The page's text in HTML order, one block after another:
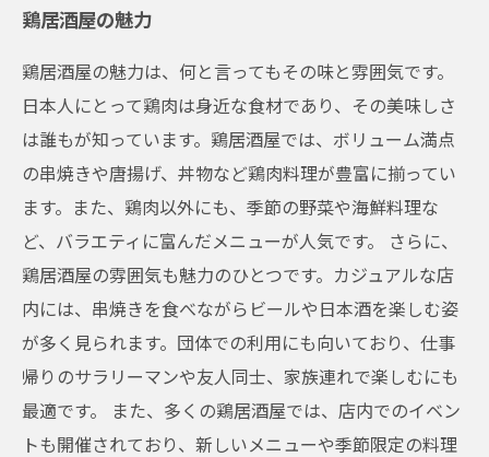
鶏居酒屋の魅力
鶏居酒屋の魅力は、何と言ってもその味と雰囲気です。
日本人にとって鶏肉は身近な食材であり、その美味しさ
は誰もが知っています。鶏居酒屋では、ボリューム満点
の串焼きや唐揚げ、丼物など鶏肉料理が豊富に揃ってい
ます。また、鶏肉以外にも、季節の野菜や海鮮料理な
ど、バラエティに富んだメニューが人気です。 さらに、
鶏居酒屋の雰囲気も魅力のひとつです。カジュアルな店
内には、串焼きを食べながらビールや日本酒を楽しむ姿
が多く見られます。団体での利用にも向いており、仕事
帰りのサラリーマンや友人同士、家族連れで楽しむにも
最適です。 また、多くの鶏居酒屋では、店内でのイベン
トも開催されており、新しいメニューや季節限定の料理